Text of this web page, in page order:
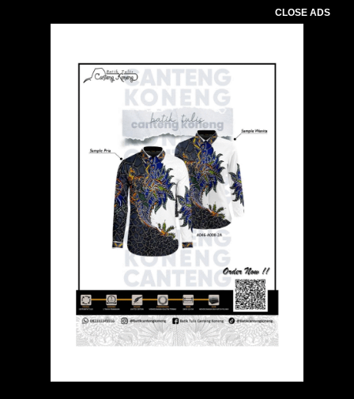
CLOSE ADS